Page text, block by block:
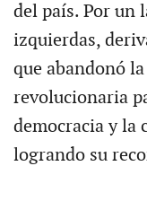
del país. Por un
izquierdas,
que abandonó
revolucionaria
democracia y la
logrando su